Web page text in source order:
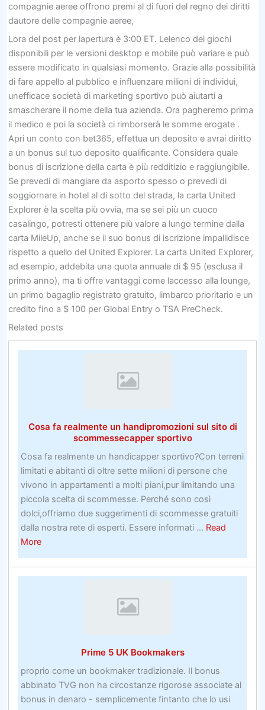
compagnie aeree offrono premi al di fuori del regno dei diritti
dautore delle compagnie aeree,
Lora del post per lapertura è 3:00 ET. Lelenco dei giochi
disponibili per le versioni desktop e mobile può variare e può
essere modificato in qualsiasi momento. Grazie alla possibilità
di fare appello al pubblico e influenzare milioni di individui,
unefficace società di marketing sportivo può aiutarti a
smascherare il nome della tua azienda. Ora pagheremo prima
il medico e poi la società ci rimborserà le somme erogate .
Apri un conto con bet365, effettua un deposito e avrai diritto
a un bonus sul tuo deposito qualificante. Considera quale
bonus di iscrizione della carta è più redditizio e raggiungibile.
Se prevedi di mangiare da asporto spesso o prevedi di
soggiornare in hotel al di sotto del strada, la carta United
Explorer è la scelta più ovvia, ma se sei più un cuoco
casalingo, potresti ottenere più valore a lungo termine dalla
carta MileUp, anche se il suo bonus di iscrizione impallidisce
rispetto a quello del United Explorer. La carta United Explorer,
ad esempio, addebita una quota annuale di $ 95 (esclusa il
primo anno), ma ti offre vantaggi come laccesso alla lounge,
un primo bagaglio registrato gratuito, limbarco prioritario e un
credito fino a $ 100 per Global Entry o TSA PreCheck.
Related posts
Cosa fa realmente un handipromozioni sul sito di
scommessecapper sportivo
Cosa fa realmente un handicapper sportivo?Con terreni
limitati e abitanti di oltre sette milioni di persone che
vivono in appartamenti a molti piani,pur limitando una
piccola scelta di scommesse. Perché sono così
dolci,offriamo due suggerimenti di scommesse gratuiti
dalla nostra rete di esperti. Essere informati ... Read
Moreabout
Cosa
fa
scommessecapper
sportivo
Prime 5 UK Bookmakers
proprio come un bookmaker tradizionale. Il bonus
abbinato TVG non ha circostanze rigorose associate al
bonus in denaro - semplicemente fintanto che lo usi